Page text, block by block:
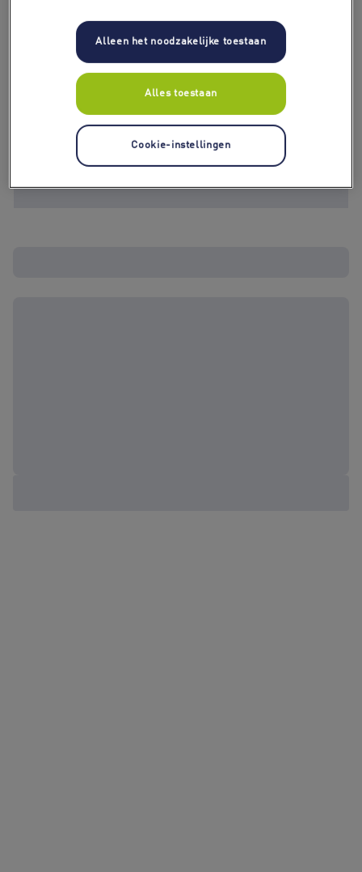
Alleen het noodzakelijke toestaan
Alles toestaan
Cookie-instellingen